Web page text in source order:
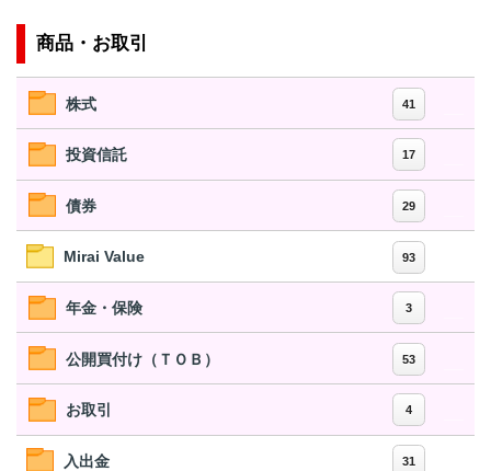
商品・お取引
株式 41
投資信託 17
債券 29
Mirai Value 93
年金・保険 3
公開買付け（ＴＯＢ） 53
お取引 4
入出金 31